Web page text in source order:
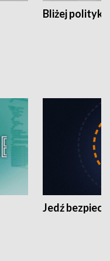
Bliżej polityki
Jedź